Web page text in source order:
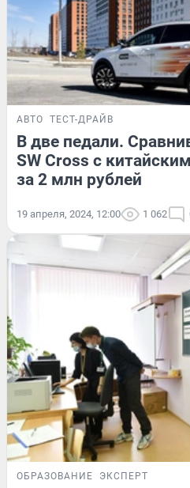
АВТО ТЕСТ-ДРАЙВ
В две педали.
SW Cross с
за 2 млн рублей
19 апреля, 2024, 12:00 1 062
ОБРАЗОВАНИЕ ЭКСПЕРТ